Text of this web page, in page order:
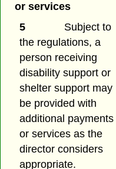
or services
5
Subject to
the regulations, a
person receiving
disability support or
shelter support may
be provided with
additional payments
or services as the
director considers
appropriate.